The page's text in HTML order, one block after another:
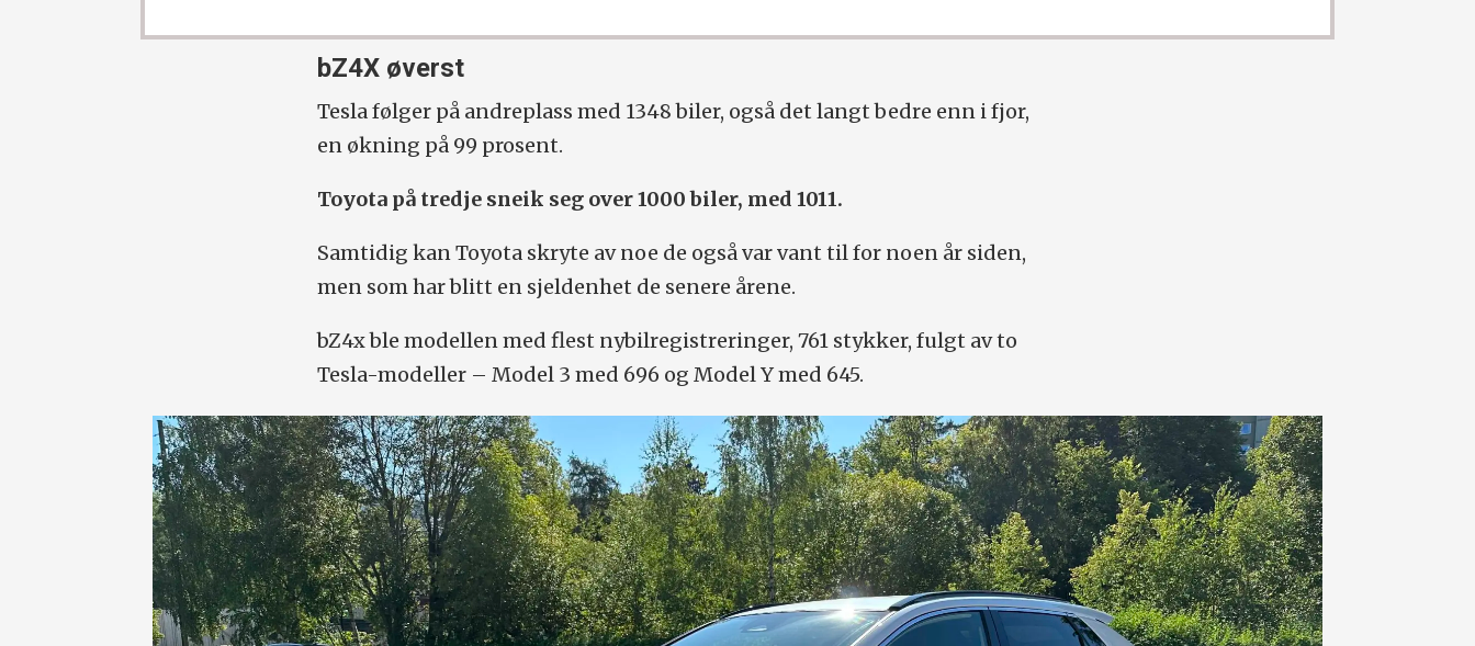
bZ4X øverst
Tesla følger på andreplass med 1348 biler, også det langt bedre enn i fjor,
en økning på 99 prosent.
Toyota på tredje sneik seg over 1000 biler, med 1011.
Samtidig kan Toyota skryte av noe de også var vant til for noen år siden,
men som har blitt en sjeldenhet de senere årene.
bZ4x ble modellen med flest nybilregistreringer, 761 stykker, fulgt av to
Tesla-modeller – Model 3 med 696 og Model Y med 645.